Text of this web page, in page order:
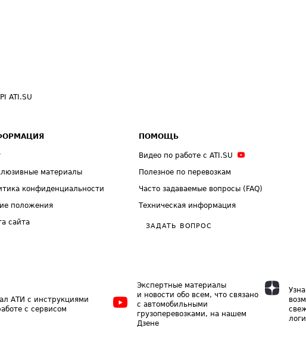
ATI.SU
материалы
конфиденциальности
положения
сайта
ПОМОЩЬ
Видео по работе с ATI.SU
Полезное по перевозкам
Часто задаваемые вопросы (FAQ)
Техническая информация
ЗАДАТЬ ВОПРОС
АТИ с инструкциями
с сервисом
Экспертные материалы
и новости обо всем, что связано
с автомобильными
грузоперевозками, на нашем
Дзене